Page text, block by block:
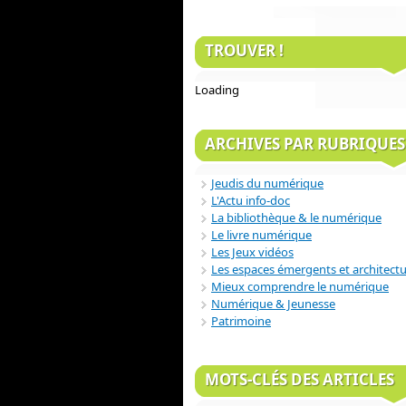
TROUVER !
Loading
ARCHIVES PAR RUBRIQUES
Jeudis du numérique
L'Actu info-doc
La bibliothèque & le numérique
Le livre numérique
Les Jeux vidéos
Les espaces émergents et
Mieux comprendre le numérique
Numérique & Jeunesse
Patrimoine
MOTS-CLÉS DES ARTICLES